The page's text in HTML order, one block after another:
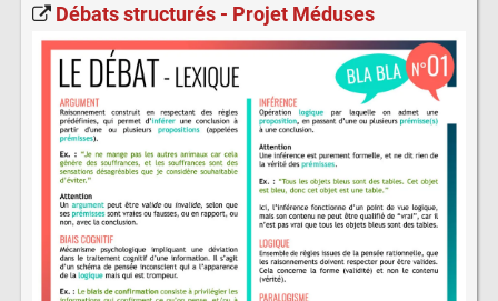
Débats structurés - Projet Méduses